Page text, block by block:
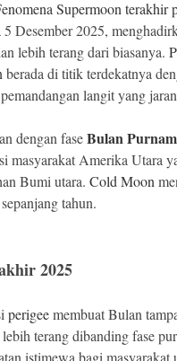
Supermoon terakhir
Desember 2025,
lebih terang dari biasanya.
berada di titik terdekatnya
langit yang
dengan faseBulan
masyarakat Amerika Utara
Bumi utara. Cold Moon
sepanjang tahun.
2025
perigeemembuat Bulan
terang dibanding fase
istimewa bagi masyarakat